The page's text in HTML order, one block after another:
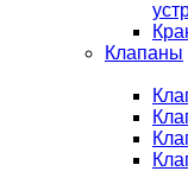
Клапаны